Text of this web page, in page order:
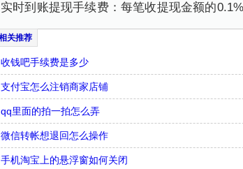
实时到账提现手续费：每笔收提现金额的
收钱吧手续费是多少
支付宝怎么注销商家店铺
qq里面的拍一拍怎么弄
微信转帐想退回怎么操作
手机淘宝上的悬浮窗如何关闭